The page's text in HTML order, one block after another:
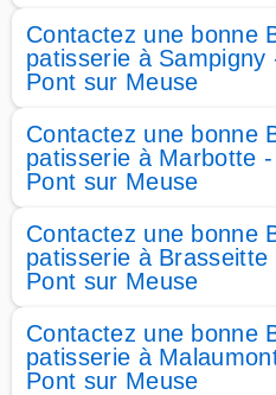
Contactez une bonne
patisserie à
Pont sur Meuse
Contactez une bonne
patisserie à Marbotte
Pont sur Meuse
Contactez une bonne
patisserie à
Pont sur Meuse
Contactez une bonne
patisserie à
Pont sur Meuse